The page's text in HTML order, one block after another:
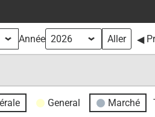
Année
General Marché